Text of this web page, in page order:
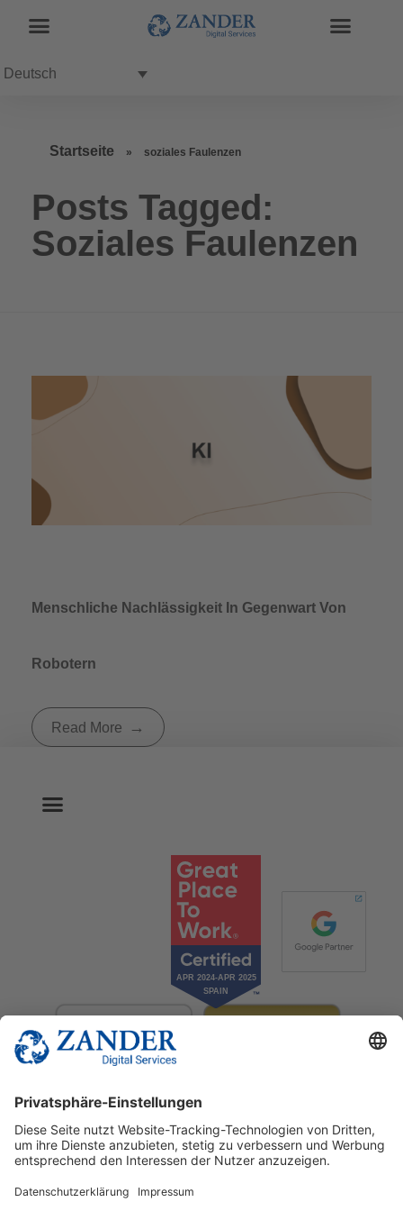
Deutsch
Startseite » soziales Faulenzen
Posts Tagged:
Soziales Faulenzen
Menschliche Nachlässigkeit In Gegenwart Von
Robotern
Read More
© 2025 Zander Digital Services Deutschland GmbH